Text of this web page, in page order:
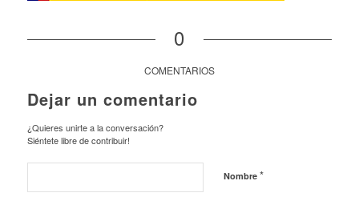
0
COMENTARIOS
Dejar un comentario
¿Quieres unirte a la conversación?
Siéntete libre de contribuir!
Nombre *